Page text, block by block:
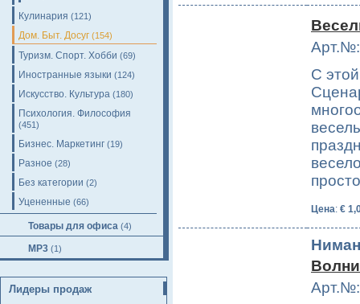
Кулинария (121)
Дом. Быт. Досуг (154)
Туризм. Спорт. Хобби (69)
Иностранные языки (124)
Искусство. Культура (180)
Психология. Философия
(451)
Бизнес. Маркетинг (19)
Разное (28)
Без категории (2)
Уцененные (66)
Товары для офиса (4)
MP3 (1)
Лидеры продаж
С
Цена: €